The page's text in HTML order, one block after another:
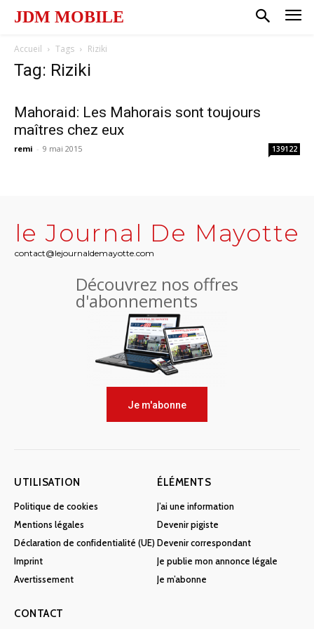
JDM MOBILE
Accueil Tags Riziki
Tag: Riziki
Mahoraid: Les Mahorais sont toujours
maîtres chez eux
remi - 9 mai 2015 139122
le Journal De Mayotte
contact@lejournaldemayotte.com
Découvrez nos offres
d'abonnements
Je m'abonne
UTILISATION
Politique de cookies
Mentions légales
Déclaration de confidentialité (UE)
Imprint
Avertissement
ÉLÉMENTS
J’ai une information
Devenir pigiste
Devenir correspondant
Je publie mon annonce légale
Je m’abonne
CONTACT